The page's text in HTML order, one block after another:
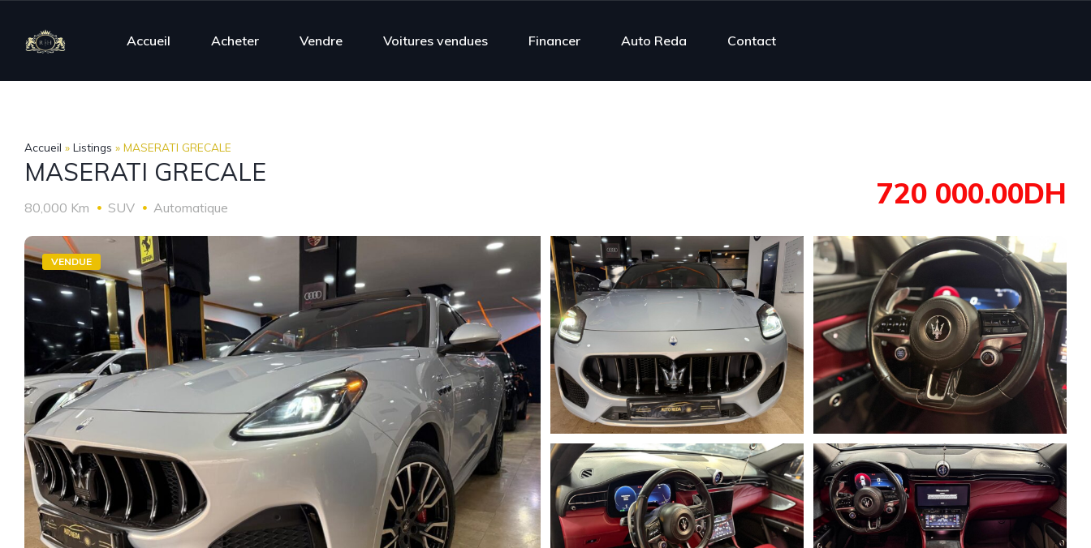
Accueil Acheter Vendre Voitures vendues Financer Auto Reda Contact
Accueil » Listings » MASERATI GRECALE
MASERATI GRECALE
80,000 Km SUV Automatique
VENDUE
720 000.00DH
VENDUE